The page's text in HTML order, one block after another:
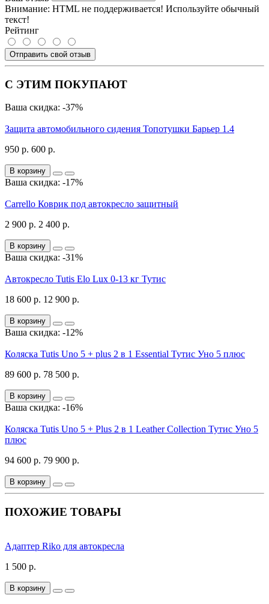
Внимание: HTML не поддерживается! Используйте обычный
текст!
Рейтинг
Отправить свой отзыв
С ЭТИМ ПОКУПАЮТ
Ваша скидка: -37%
Защита автомобильного сидения Топотушки Барьер 1.4
950 р. 600 р.
В корзину
Ваша скидка: -17%
Carrello Коврик под автокресло защитный
2 900 р. 2 400 р.
В корзину
Ваша скидка: -31%
Автокресло Tutis Elo Lux 0-13 кг Тутис
18 600 р. 12 900 р.
В корзину
Ваша скидка: -12%
Коляска Tutis Uno 5 + plus 2 в 1 Essential Тутис Уно 5 плюс
89 600 р. 78 500 р.
В корзину
Ваша скидка: -16%
Коляска Tutis Uno 5 + Plus 2 в 1 Leather Collection Тутис Уно 5
плюс
94 600 р. 79 900 р.
В корзину
ПОХОЖИЕ ТОВАРЫ
Адаптер Riko для автокресла
1 500 р.
В корзину